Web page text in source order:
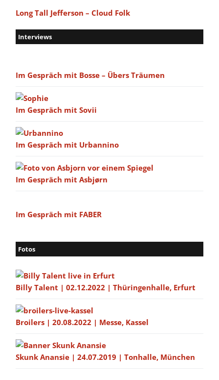
Long Tall Jefferson – Cloud Folk
Interviews
Im Gespräch mit Bosse – Übers Träumen
Im Gespräch mit Sovii
Im Gespräch mit Urbannino
Im Gespräch mit Asbjørn
Im Gespräch mit FABER
Fotos
Billy Talent | 02.12.2022 | Thüringenhalle, Erfurt
Broilers | 20.08.2022 | Messe, Kassel
Skunk Anansie | 24.07.2019 | Tonhalle, München